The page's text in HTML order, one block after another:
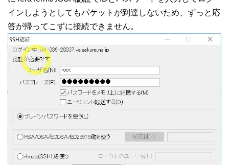
インしようとしてもパケットが到達しないため、ずっと応
答が帰ってこずに接続できません。